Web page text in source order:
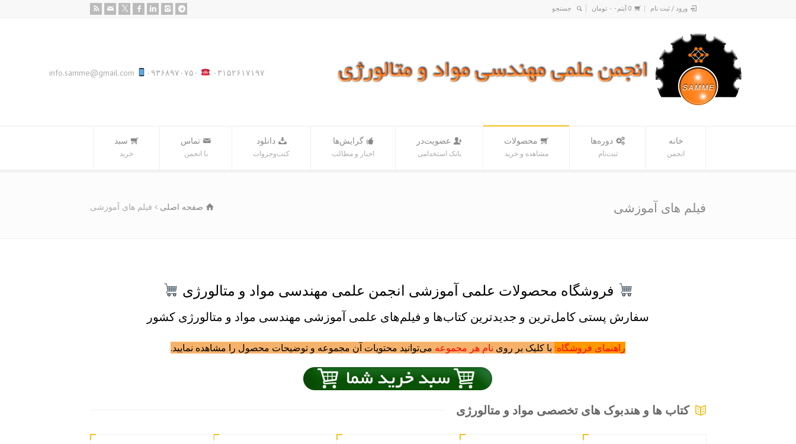
ورود / ثبت نام 0 آیتم - ۰ تومان
info.samme@gmail.com ۰۹۳۶۸۹۷۰۷۵۰ ۰۳۱۵۲۶۱۷۱۹۷
خانه
انجمن
دوره‌ها
ثبت‌نام
محصولات
مشاهده و خرید
عضویت‌در
بانک‌ استخدامی
گرایش‌ها
اخبار و مطالب
دانلود
کتب‌و‌جزوات
تماس
با انجمن
سبد‌
خرید
فیلم های آموزشی صفحه اصلی فیلم های آموزشی
فروشگاه محصولات علمی آموزشی انجمن علمی مهندسی مواد و متالورژی
سفارش پستی کامل‌ترین و جدید‌ترین کتاب‌ها و فیلم‌های علمی آموزشی مهندسی مواد و متالورژی کشور
راهنمای فروشگاه: با کلیک بر روی نام هر مجموعه می‌توانید محتویات آن مجموعه و توضیحات محصول را مشاهده نمایید.
کتاب ها و هندبوک های تخصصی مواد و متالورژی